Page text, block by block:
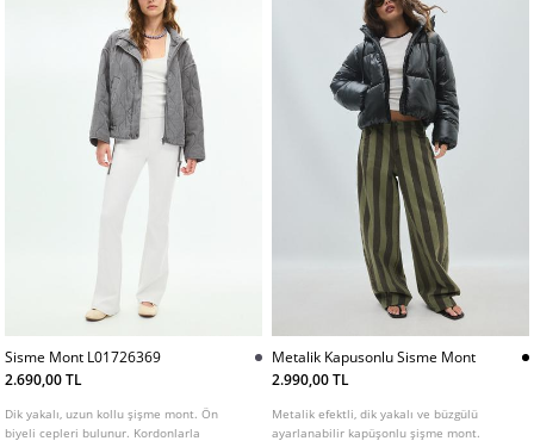
Sisme Mont L01726369
2.690,00 TL
Dik yakalı, uzun kollu şişme mont. Ön
biyeli cepleri bulunur. Kordonlarla
Metalik Kapusonlu Sisme Mont
2.990,00 TL
Metalik efektli, dik yakalı ve büzgülü
ayarlanabilir kapüşonlu şişme mont.